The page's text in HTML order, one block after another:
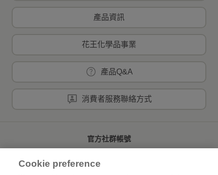
產品資訊
花王化學品事業
產品Q&A
消費者服務聯絡方式
官方社群帳號
Cookie preference